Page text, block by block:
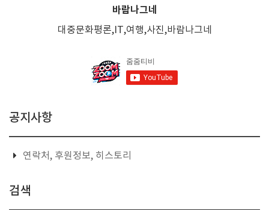
바람나그네
대중문화평론,IT,여행,사진,바람나그네
공지사항
연락처, 후원정보, 히스토리
검색